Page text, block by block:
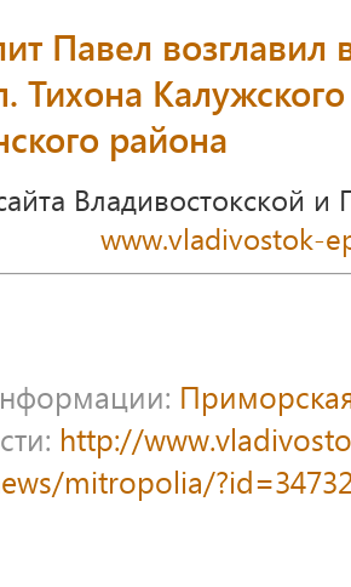
Павел возглавил
Тихона
района
Владивостокской
www.vladivostok-
http://
mitropolia/